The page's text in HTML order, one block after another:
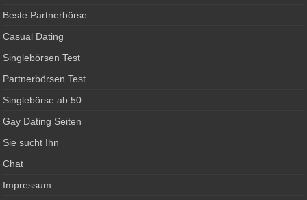
Beste Partnerbörse
Casual Dating
Singlebörsen Test
Partnerbörsen Test
Singlebörse ab 50
Gay Dating Seiten
Sie sucht Ihn
Chat
Impressum